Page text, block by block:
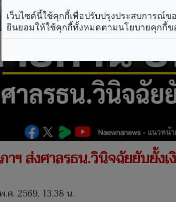
ฯ ส่งศาลรธน.วินิจฉัยยับยั้ง
. 2569, 13.38 น.
เว็บไซต์นี้ใช้คุกกี้เพื่อปรับปรุงประสบการณ์ข
ยินยอมให้ใช้คุกกี้ทั้งหมดตามนโยบายคุกกี้ข